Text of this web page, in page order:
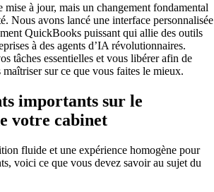
mise à jour, mais un changement fondamental
Nous avons lancé une interface personnalisée
QuickBooks puissant qui allie des outils
à des agents d’IA révolutionnaires.
tâches essentielles et vous libérer afin de
sur ce que vous faites le mieux.
importants sur le
votre cabinet
fluide et une expérience homogène pour
voici ce que vous devez savoir au sujet du